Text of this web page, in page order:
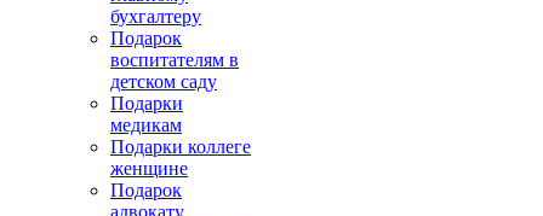
бухгалтеру
Подарок
воспитателям в
детском саду
Подарки
медикам
Подарки коллеге
женщине
Подарок
адвокату